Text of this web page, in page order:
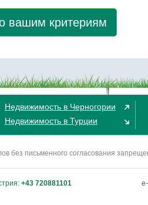
вашим критериям
Недвижимость в Черногории
Недвижимость в Турции
без письменного согласования
+43 720881101